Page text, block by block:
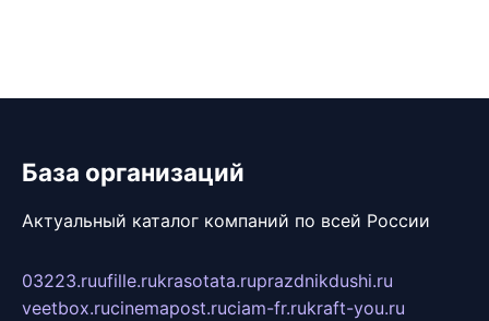
База организаций
Актуальный каталог компаний по всей России
03223.ruufille.rukrasotata.ruprazdnikdushi.ru
veetbox.rucinemapost.ruciam-fr.rukraft-you.ru